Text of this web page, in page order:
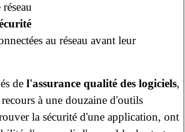
au réseau avant leur
de l'assurance qualité des logiciels,
à une douzaine d'outils
la sécurité d'une application, ont